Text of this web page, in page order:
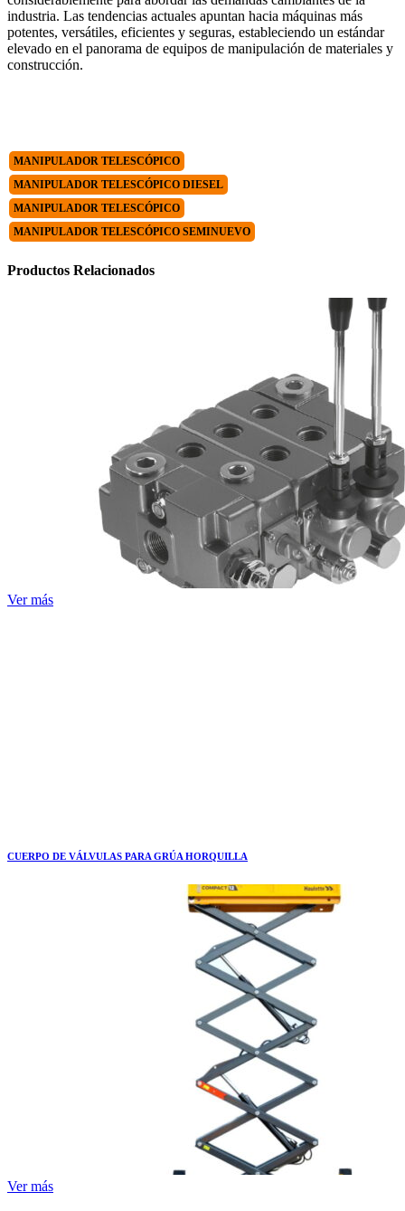
industria. Las tendencias actuales apuntan hacia máquinas más
potentes, versátiles, eficientes y seguras, estableciendo un estándar
elevado en el panorama de equipos de manipulación de materiales y
construcción.
MANIPULADOR TELESCÓPICO
MANIPULADOR TELESCÓPICO DIESEL
MANIPULADOR TELESCÓPICO
MANIPULADOR TELESCÓPICO SEMINUEVO
Productos Relacionados
Ver más
CUERPO DE VÁLVULAS PARA GRÚA HORQUILLA
Ver más